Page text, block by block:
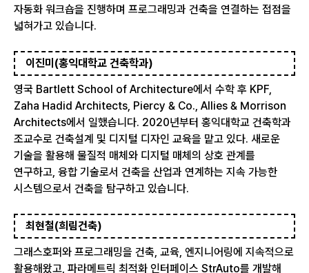
자동화 워크숍을 진행하며 프로그래밍과 건축을 연결하는 접점을
넓혀가고 있습니다.
이진미(홍익대학교 건축학과)
영국 Bartlett School of Architecture에서 수학 후 KPF,
Zaha Hadid Architects, Piercy & Co., Allies & Morrison
Architects에서 일했습니다. 2020년부터 홍익대학교 건축학과
조교수로 건축설계 및 디지털 디자인 교육을 맡고 있다. 새로운
기술을 활용해 물질적 매체와 디지털 매체의 상호 관계를
연구하고, 융합 기술로서 건축을 산업과 연계하는 지속 가능한
시스템으로서 건축을 탐구하고 있습니다.
최현철(희림건축)
그래스호퍼와 프로그래밍을 건축, 교육, 엔지니어링에 지속적으로
활용해왔고, 파라메트릭 최적화 인터페이스 StrAuto를 개발해